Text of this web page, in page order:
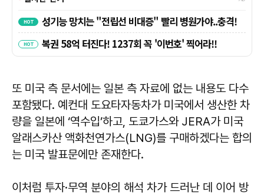
또 미국 측 문서에는 일본 측 자료에 없는 내용도 다수
포함됐다. 예컨대 도요타자동차가 미국에서 생산한 차
량을 일본에 ‘역수입’하고, 도쿄가스와 JERA가 미국
알래스카산 액화천연가스(LNG)를 구매하겠다는 합의
는 미국 발표문에만 존재한다.
이처럼 투자·무역 분야의 해석 차가 드러난 데 이어 방